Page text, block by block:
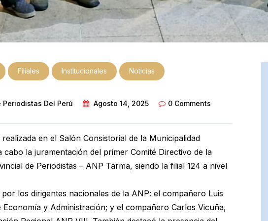
Filiales Institucionales Noticias
Del Perú Agosto 14, 2025 0 Comments
en el Salón Consistorial de la Municipalidad
cabo la juramentación del primer Comité Directivo de la
de Periodistas – ANP Tarma, siendo la filial 124 a nivel
los dirigentes nacionales de la ANP: el compañero Luis
y Administración; y el compañero Carlos Vicuña,